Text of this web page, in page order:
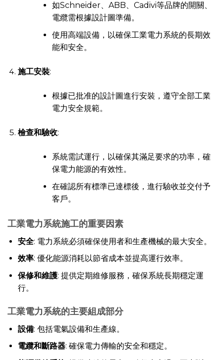
如Schneider、ABB、Cadivi等品牌的開關、
電纜需根據設計圖準備。
使用高端設備，以確保工業電力系統的長期效
能和安全。
施工安裝:
根據已批准的設計圖進行安裝，遵守全部工業
電力安全規範。
檢查和驗收:
系統需試運行，以確保其滿足要求的功率，確
保電力能源的有效性。
在確認所有標準已達標後，進行驗收並交付予
客戶。
工業電力系統施工的重要因素
安全: 電力系統必須確保使用者和生產機械的最大安全。
效率: 優化能源消耗以節省成本並提高運行效率。
保修和維護: 提供定期維修服務，確保系統長期穩定運
行。
工業電力系統的主要組成部分
設備: 包括電氣設備和生產線。
電纜和斷路器: 確保電力傳輸的安全和穩定。